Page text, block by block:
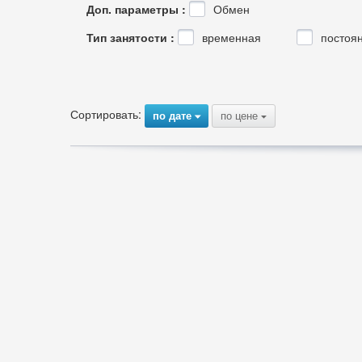
Доп. параметры :
Обмен
Тип занятости :
временная
Сортировать: по дате{ по цене {